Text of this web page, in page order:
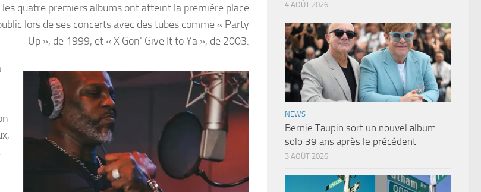
quatre premiers albums ont atteint la première place
lors de ses concerts avec des tubes comme « Party
Up », de 1999, et « X Gon’ Give It to Ya », de 2003.
4 AOÛT 2026
NEWS
Bernie Taupin sort un nouvel album
solo 39 ans après le précédent
3 AOÛT 2026